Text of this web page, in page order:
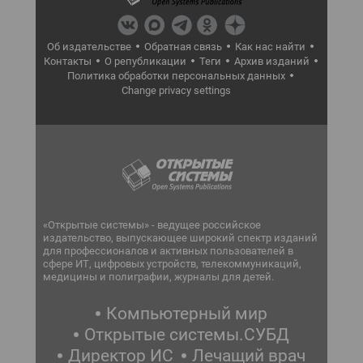
Об издательстве Обратная связь
Как нас найти
Контакты
О републикации Теги
Архив изданий
Политика обработки персональных данных
Change privacy settings
«Открытые системы» - ведущее российское
издательство, выпускающее широкий спектр изданий
для профессионалов и активных пользователей в
сфере ИТ, цифровых устройств, телекоммуникаций,
медицины и полиграфии, журналы для детей.
Компьютерный мир
Открытые системы.СУБД
Директор ИС
Лечащий врач